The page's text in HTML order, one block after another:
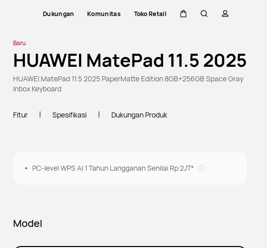
Dukungan Komunitas Toko Retail
Baru
HUAWEI MatePad 11.5 2025
HUAWEI MatePad 11.5 2025 PaperMatte Edition 8GB+256GB Space Gray
Inbox Keyboard
Fitur Spesifikasi Dukungan Produk
PC-level WPS AI 1 Tahun Langganan Senilai Rp 2JT*
Model